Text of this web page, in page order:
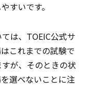
すいです。
は、TOEIC公式サ
これまでの試験で
が、そのときの状
選べないことに注